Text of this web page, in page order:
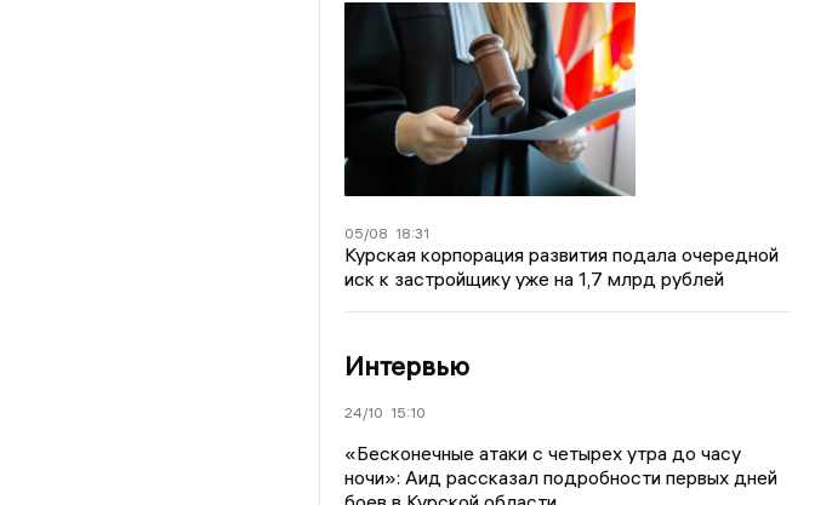
05/08 18:31
Курская корпорация развития подала очередной
иск к застройщику уже на 1,7 млрд рублей
Интервью
24/10 15:10
«Бесконечные атаки с четырех утра до часу
ночи»: Аид рассказал подробности первых дней